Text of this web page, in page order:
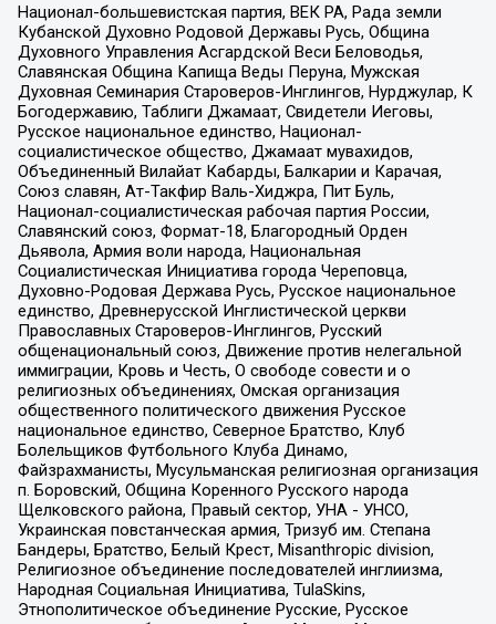
Национал-большевистская партия, ВЕК РА, Рада земли
Кубанской Духовно Родовой Державы Русь, Община
Духовного Управления Асгардской Веси Беловодья,
Славянская Община Капища Веды Перуна, Мужская
Духовная Семинария Староверов-Инглингов, Нурджулар, К
Богодержавию, Таблиги Джамаат, Свидетели Иеговы,
Русское национальное единство, Национал-
социалистическое общество, Джамаат мувахидов,
Объединенный Вилайат Кабарды, Балкарии и Карачая,
Союз славян, Ат-Такфир Валь-Хиджра, Пит Буль,
Национал-социалистическая рабочая партия России,
Славянский союз, Формат-18, Благородный Орден
Дьявола, Армия воли народа, Национальная
Социалистическая Инициатива города Череповца,
Духовно-Родовая Держава Русь, Русское национальное
единство, Древнерусской Инглистической церкви
Православных Староверов-Инглингов, Русский
общенациональный союз, Движение против нелегальной
иммиграции, Кровь и Честь, О свободе совести и о
религиозных объединениях, Омская организация
общественного политического движения Русское
национальное единство, Северное Братство, Клуб
Болельщиков Футбольного Клуба Динамо,
Файзрахманисты, Мусульманская религиозная организация
п. Боровский, Община Коренного Русского народа
Щелковского района, Правый сектор, УНА - УНСО,
Украинская повстанческая армия, Тризуб им. Степана
Бандеры, Братство, Белый Крест, Misanthropic division,
Религиозное объединение последователей инглиизма,
Народная Социальная Инициатива, TulaSkins,
Этнополитическое объединение Русские, Русское